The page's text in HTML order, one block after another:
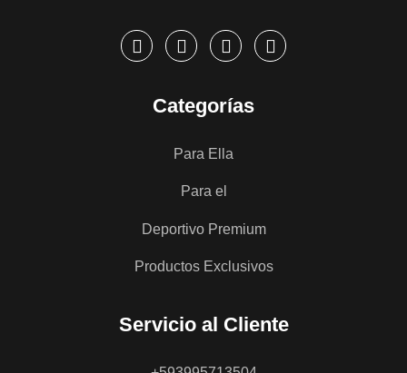
Categorías
Para Ella
Para el
Deportivo Premium
Productos Exclusivos
Servicio al Cliente